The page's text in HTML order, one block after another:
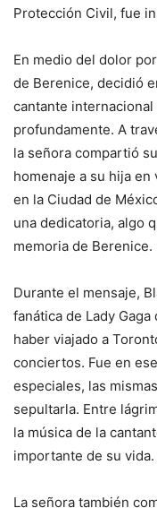
Protección Civil, fue
En medio del dolor
de Berenice, decidió
cantante internacional
profundamente. A
la señora compartió
homenaje a su hija
en la Ciudad de
una dedicatoria, algo
memoria de Berenice.
Durante el mensaje,
fanática de Lady
haber viajado a
conciertos. Fue en
especiales, las
sepultarla. Entre
la música de la
importante de su vida.
La señora también